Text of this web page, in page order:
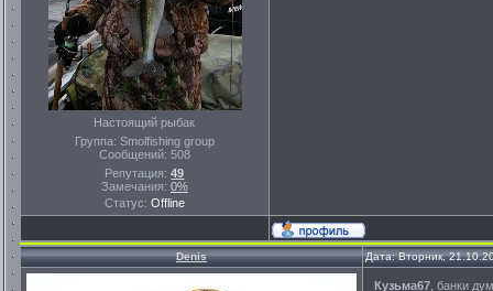
Настоящий рыбак
Группа: Smolfishing group
Сообщений: 508
Репутация:49
Замечания: 0%
Статус: Offline
Denis Дата: Вторник,
Кузьма67 , банки